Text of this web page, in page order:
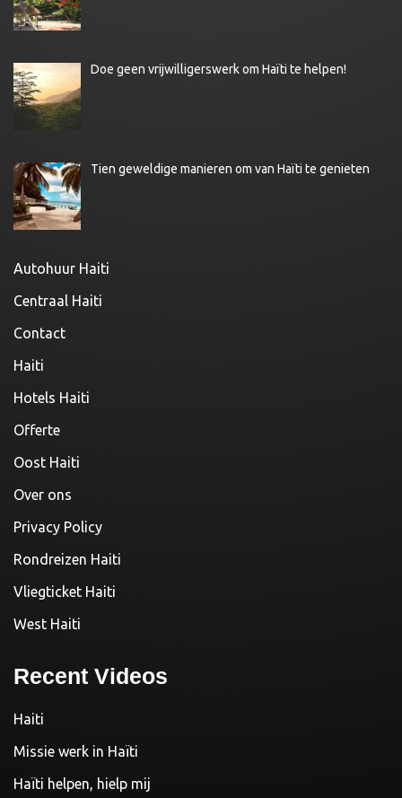
Doe geen vrijwilligerswerk om Haïti te helpen!
Tien geweldige manieren om van Haïti te genieten
Autohuur Haiti
Centraal Haiti
Contact
Haiti
Hotels Haiti
Offerte
Oost Haiti
Over ons
Privacy Policy
Rondreizen Haiti
Vliegticket Haiti
West Haiti
Recent Videos
Haiti
Missie werk in Haïti
Haïti helpen, hielp mij